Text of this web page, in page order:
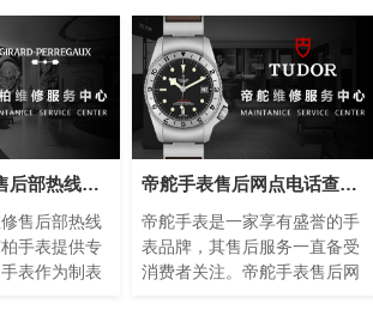
芝柏手表维修售后部热线电话(专业芝柏手表维修服务，售后热线24小时为您解答)
售后部热线
手表提供专
表作为制表
帝舵手表售后网点电话查询(全国服务网点查询方法)
帝舵手表是一家享有盛誉的手
表品牌，其售后服务一直备受
消费者关注。帝舵手表售后网